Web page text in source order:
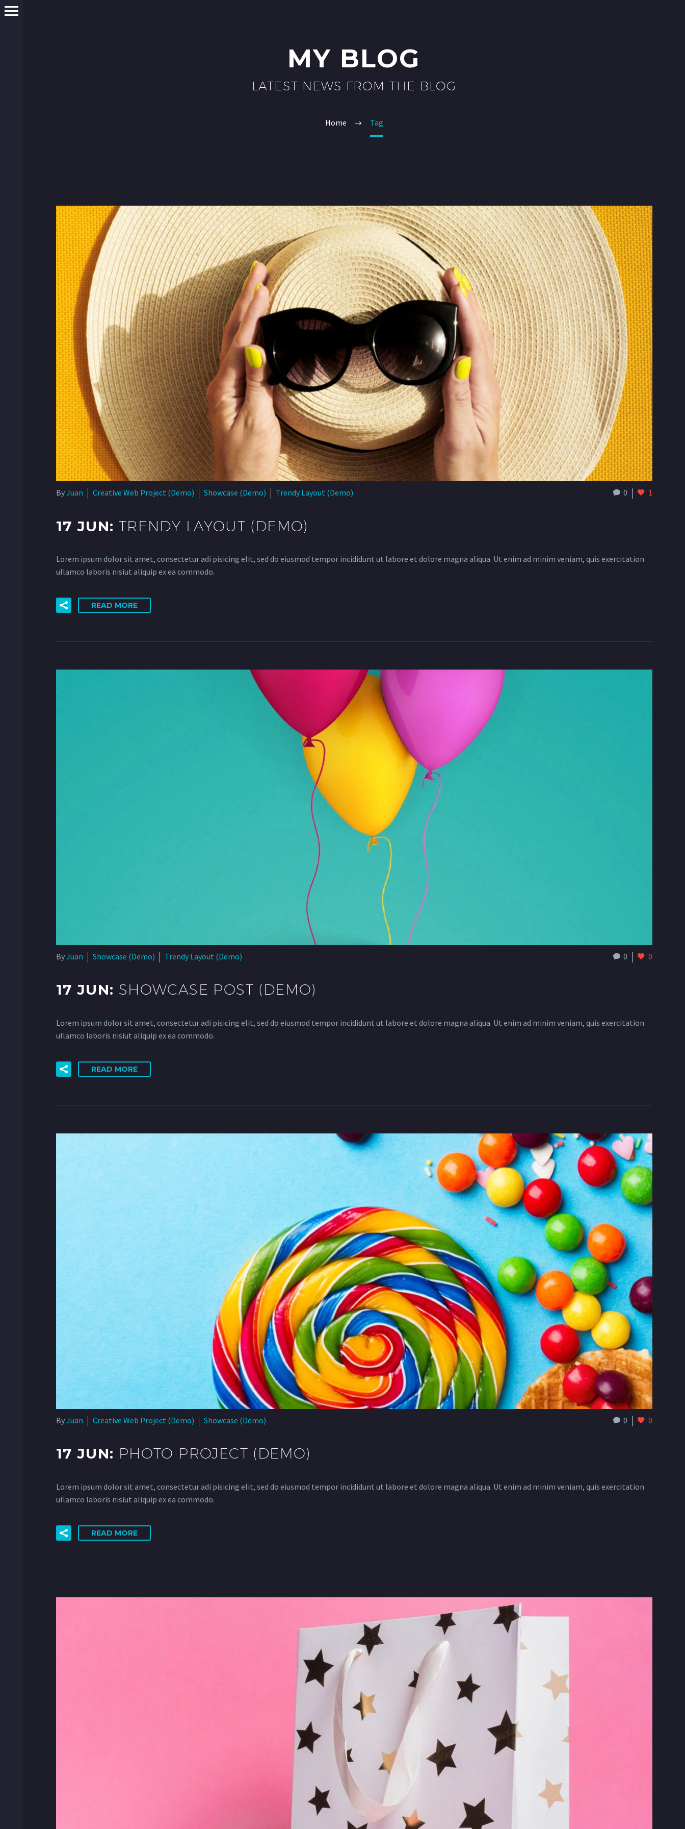
MY BLOG
LATEST NEWS FROM THE BLOG
Home Tag
0 1
ByJuan Creative Web Project (Demo) Showcase (Demo) Trendy Layout (Demo)
17 JUN: TRENDY LAYOUT (DEMO)
Lorem ipsum dolor sit amet, consectetur adi pisicing elit, sed do eiusmod tempor incididunt ut labore et dolore magna aliqua. Ut enim ad minim veniam, quis exercitation
ullamco laboris nisiut aliquip ex ea commodo.
READ MORE
0 0
ByJuan Showcase (Demo) Trendy Layout (Demo)
17 JUN: SHOWCASE POST (DEMO)
Lorem ipsum dolor sit amet, consectetur adi pisicing elit, sed do eiusmod tempor incididunt ut labore et dolore magna aliqua. Ut enim ad minim veniam, quis exercitation
ullamco laboris nisiut aliquip ex ea commodo.
READ MORE
0 0
ByJuan Creative Web Project (Demo) Showcase (Demo)
17 JUN: PHOTO PROJECT (DEMO)
Lorem ipsum dolor sit amet, consectetur adi pisicing elit, sed do eiusmod tempor incididunt ut labore et dolore magna aliqua. Ut enim ad minim veniam, quis exercitation
ullamco laboris nisiut aliquip ex ea commodo.
READ MORE